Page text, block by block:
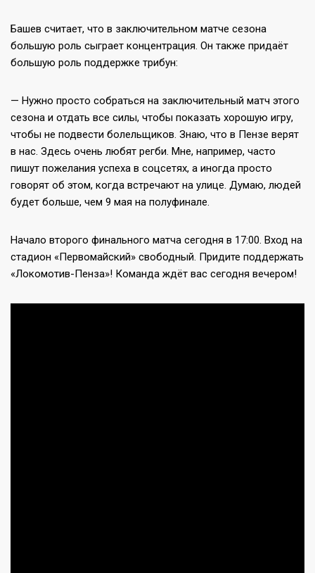
Башев считает, что в заключительном матче сезона
большую роль сыграет концентрация. Он также придаёт
большую роль поддержке трибун:
— Нужно просто собраться на заключительный матч этого
сезона и отдать все силы, чтобы показать хорошую игру,
чтобы не подвести болельщиков. Знаю, что в Пензе верят
в нас. Здесь очень любят регби. Мне, например, часто
пишут пожелания успеха в соцсетях, а иногда просто
говорят об этом, когда встречают на улице. Думаю, людей
будет больше, чем 9 мая на полуфинале.
Начало второго финального матча сегодня в 17:00. Вход на
стадион «Первомайский» свободный. Придите поддержать
«Локомотив-Пенза»! Команда ждёт вас сегодня вечером!